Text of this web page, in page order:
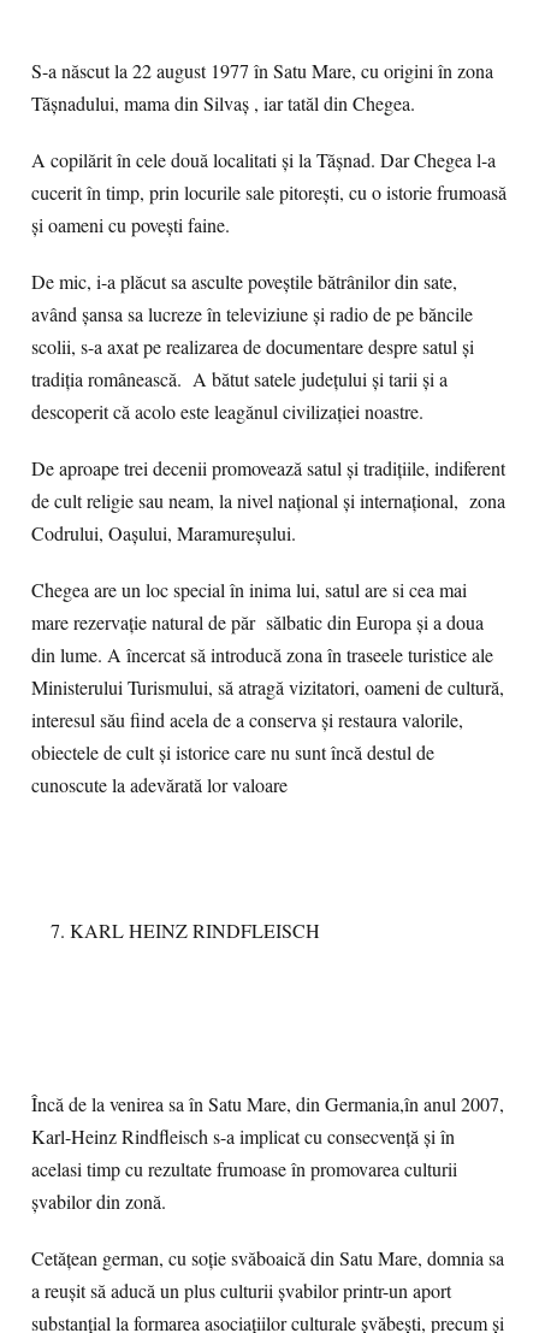
S-a născut la 22 august 1977 în Satu Mare, cu origini în zona
Tășnadului, mama din Silvaș , iar tatăl din Chegea.
A copilărit în cele două localitati și la Tășnad. Dar Chegea l-a
cucerit în timp, prin locurile sale pitorești, cu o istorie frumoasă
și oameni cu povești faine.
De mic, i-a plăcut sa asculte poveștile bătrânilor din sate,
având șansa sa lucreze în televiziune și radio de pe băncile
scolii, s-a axat pe realizarea de documentare despre satul și
tradiția românească. A bătut satele județului și tarii și a
descoperit că acolo este leagănul civilizației noastre.
De aproape trei decenii promovează satul și tradițiile, indiferent
de cult religie sau neam, la nivel național și internațional, zona
Codrului, Oașului, Maramureșului.
Chegea are un loc special în inima lui, satul are si cea mai
mare rezervație natural de păr sălbatic din Europa și a doua
din lume. A încercat să introducă zona în traseele turistice ale
Ministerului Turismului, să atragă vizitatori, oameni de cultură,
interesul său fiind acela de a conserva și restaura valorile,
obiectele de cult și istorice care nu sunt încă destul de
cunoscute la adevărată lor valoare
KARL HEINZ RINDFLEISCH
Încă de la venirea sa în Satu Mare, din Germania,în anul 2007,
Karl-Heinz Rindfleisch s-a implicat cu consecvență și în
acelasi timp cu rezultate frumoase în promovarea culturii
șvabilor din zonă.
Cetățean german, cu soție svăboaică din Satu Mare, domnia sa
a reușit să aducă un plus culturii șvabilor printr-un aport
substanțial la formarea asociațiilor culturale șvăbești, precum și